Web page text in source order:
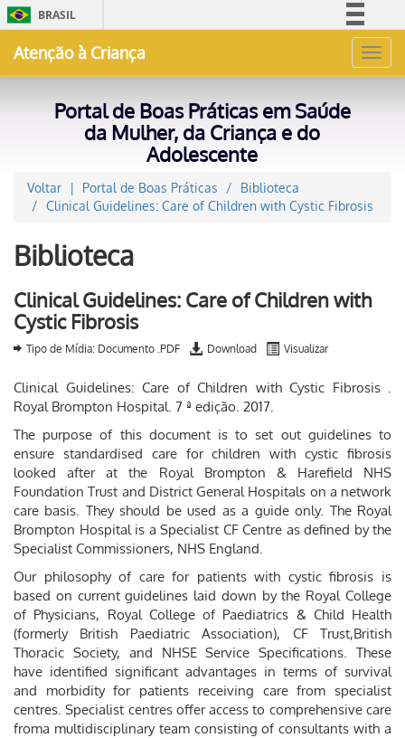
BRASIL
Acesso à informação
Atenção à Criança
Portal de Boas Práticas em Saúde
da Mulher, da Criança e do
Adolescente
Voltar Portal de Boas Práticas
Biblioteca
Clinical Guidelines: Care of Children with Cystic Fibrosis
Biblioteca
Clinical Guidelines: Care of Children with
Cystic Fibrosis
Tipo de Mídia: Documento .PDF Download Visualizar
Clinical Guidelines: Care of Children with Cystic Fibrosis .
Royal Brompton Hospital. 7 ª edição. 2017.
The purpose of this document is to set out guidelines to
ensure standardised care for children with cystic fibrosis
looked after at the Royal Brompton & Harefield NHS
Foundation Trust and District General Hospitals on a network
care basis. They should be used as a guide only. The Royal
Brompton Hospital is a Specialist CF Centre as defined by the
Specialist Commissioners, NHS England.
Our philosophy of care for patients with cystic fibrosis is
based on current guidelines laid down by the Royal College
of Physicians, Royal College of Paediatrics & Child Health
(formerly British Paediatric Association), CF Trust,British
Thoracic Society, and NHSE Service Specifications. These
have identified significant advantages in terms of survival
and morbidity for patients receiving care from specialist
centres. Specialist centres offer access to comprehensive care
froma multidisciplinary team consisting of consultants with a